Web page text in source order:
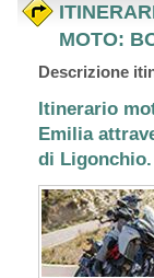
MOTO:
Descrizione
Itinerario
Emilia
di